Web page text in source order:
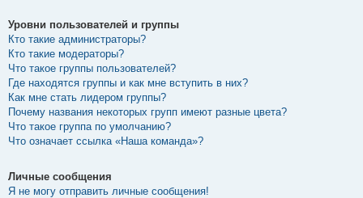
Уровни пользователей и группы
Кто такие администраторы?
Кто такие модераторы?
Что такое группы пользователей?
Где находятся группы и как мне вступить в них?
Как мне стать лидером группы?
Почему названия некоторых групп имеют разные цвета?
Что такое группа по умолчанию?
Что означает ссылка «Наша команда»?
Личные сообщения
Я не могу отправить личные сообщения!